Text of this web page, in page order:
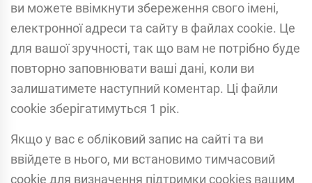
ви можете ввімкнути збереження свого імені,
електронної адреси та сайту в файлах cookie. Це
для вашої зручності, так що вам не потрібно буде
повторно заповнювати ваші дані, коли ви
залишатимете наступний коментар. Ці файли
cookie зберігатимуться 1 рік.
Якщо у вас є обліковий запис на сайті та ви
ввійдете в нього, ми встановимо тимчасовий
cookie для визначення підтримки cookies вашим